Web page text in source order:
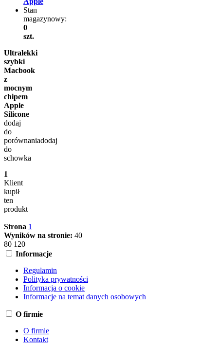
Stan
magazynowy:
0
szt.
Ultralekki
szybki
Macbook
z
mocnym
chipem
Apple
Silicone
dodaj
do
porównaniadodaj
do
schowka
1
Klient
kupił
ten
produkt
Strona 1
Wyników na stronie: 40
80 120
Informacje
Regulamin
Polityka prywatności
Informacja o cookie
Informacje na temat danych osobowych
O firmie
O firmie
Kontakt